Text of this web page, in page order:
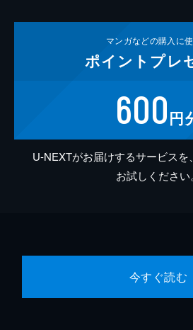
マンガなどの購入に
ポイント プレ
600円
U-NEXTがお届けするサービスを
お試しください。
今すぐ読む